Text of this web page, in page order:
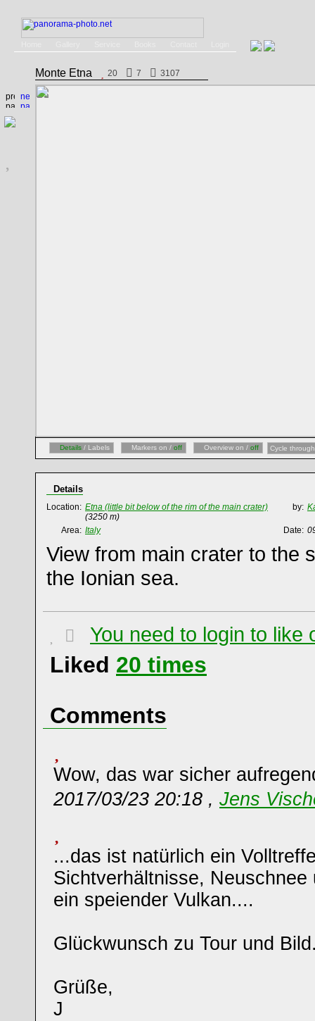
Monte Etna 20 7 3107
Details / Labels Markers on / off Overview on / off Cycle
Details
Location: Etna (little bit below of the rim of the main crater)
(3250 m)
by:
Area: Italy Date:
View from main crater to the
the Ionian sea.
You need to login to like
Liked 20 times
Comments
Wow, das war sicher
2017/03/23 20:18 , Jens
...das ist natürlich ein
Sichtverhältnisse, Neuschnee
ein speiender Vulkan....
Glückwunsch zu Tour und
Grüße,
J